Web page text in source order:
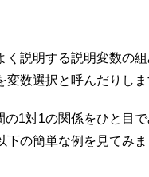
説明する説明変数の
数選択と呼んだりしま
1対1の関係をひと目
の簡単な例を見てみま